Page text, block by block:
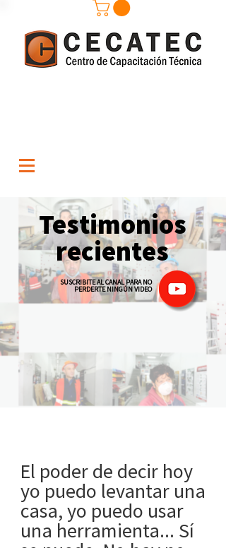
Testimonios
recientes
SUSCRIBITE AL CANAL PARA NO
PERDERTE NINGÚN VIDEO
El poder de decir hoy
yo puedo levantar una
casa, yo puedo usar
una herramienta... Sí